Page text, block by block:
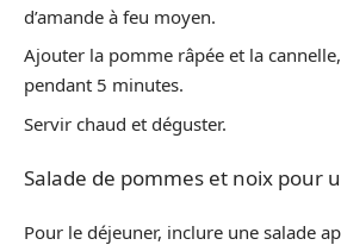
d’amande à feu moyen.
Ajouter la pomme râpée et la
pendant 5 minutes.
Servir chaud et déguster.
Salade de pommes et noix pour
Pour le déjeuner, inclure une salade